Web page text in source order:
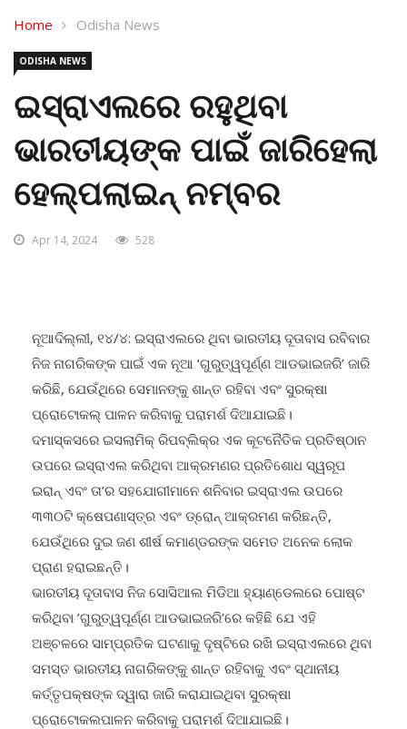
Home Odisha News
ODISHA NEWS
ଇସ୍ରାଏଲରେ ରହୁଥିବା
ଭାରତୀୟଙ୍କ ପାଇଁ ଜାରିହେଲା
ହେଲ୍ପଲାଇନ୍ ନମ୍ବର
Apr 14, 2024 528
ନୂଆଦିଲ୍ଲୀ, ୧୪/୪: ଇସ୍ରାଏଲରେ ଥିବା ଭାରତୀୟ ଦୂତାବାସ ରବିବାର
ନିଜ ନାଗରିକଙ୍କ ପାଇଁ ଏକ ନୂଆ ‘ଗୁରୁତ୍ୱପୂର୍ଣ୍ଣ ଆଡଭାଇଜରି’ ଜାରି
କରିଛି, ଯେଉଁଥିରେ ସେମାନଙ୍କୁ ଶାନ୍ତ ରହିବା ଏବଂ ସୁରକ୍ଷା
ପ୍ରୋଟୋକଲ୍ ପାଳନ କରିବାକୁ ପରାମର୍ଶ ଦିଆଯାଇଛି।
ଦମାସ୍କସରେ ଇସଲାମିକ୍ ରିପବ୍ଲିକ୍ର ଏକ କୂଟନୈତିକ ପ୍ରତିଷ୍ଠାନ
ଉପରେ ଇସ୍ରାଏଲ କରିଥିବା ଆକ୍ରମଣର ପ୍ରତିଶୋଧ ସ୍ୱରୂପ
ଇରାନ୍ ଏବଂ ତା’ର ସହଯୋଗୀମାନେ ଶନିବାର ଇସ୍ରାଏଲ ଉପରେ
୩୩୦ଟି କ୍ଷେପଣାସ୍ତ୍ର ଏବଂ ଡ୍ରୋନ୍ ଆକ୍ରମଣ କରିଛନ୍ତି,
ଯେଉଁଥିରେ ଦୁଇ ଜଣ ଶୀର୍ଷ କମାଣ୍ଡରଙ୍କ ସମେତ ଅନେକ ଲୋକ
ପ୍ରାଣ ହରାଇଛନ୍ତି।
ଭାରତୀୟ ଦୂତାବାସ ନିଜ ସୋସିଆଲ ମିଡିଆ ହ୍ୟାଣ୍ଡେଲରେ ପୋଷ୍ଟ
କରିଥିବା ’ଗୁରୁତ୍ୱପୂର୍ଣ୍ଣ ଆଡଭାଇଜରି’ରେ କହିଛି ଯେ ଏହି
ଅଞ୍ଚଳରେ ସାମ୍ପ୍ରତିକ ଘଟଣାକୁ ଦୃଷ୍ଟିରେ ରଖି ଇସ୍ରାଏଲରେ ଥିବା
ସମସ୍ତ ଭାରତୀୟ ନାଗରିକଙ୍କୁ ଶାନ୍ତ ରହିବାକୁ ଏବଂ ସ୍ଥାନୀୟ
କର୍ତ୍ତୃପକ୍ଷଙ୍କ ଦ୍ୱାରା ଜାରି କରାଯାଇଥିବା ସୁରକ୍ଷା
ପ୍ରୋଟୋକଲପାଳନ କରିବାକୁ ପରାମର୍ଶ ଦିଆଯାଇଛି।